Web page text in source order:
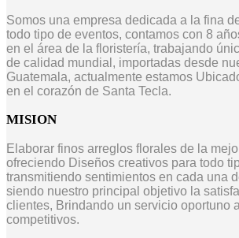
Somos una empresa dedicada a la fina
todo tipo de eventos, contamos con 8
en el área de la floristería, trabajando
de calidad mundial, importadas desde
Guatemala, actualmente estamos
en el corazón de Santa Tecla.
MISION
Elaborar finos arreglos florales de la
ofreciendo Diseños creativos para todo
transmitiendo sentimientos en cada una
siendo nuestro principal objetivo la
clientes, Brindando un servicio oportuno
competitivos.